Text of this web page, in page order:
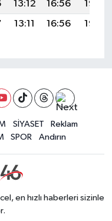
13:12 16:56
19:58
13:11 16:56 19:56
SİYASET
Reklam
SPOR Andırın
en hızlı haberleri sizinle